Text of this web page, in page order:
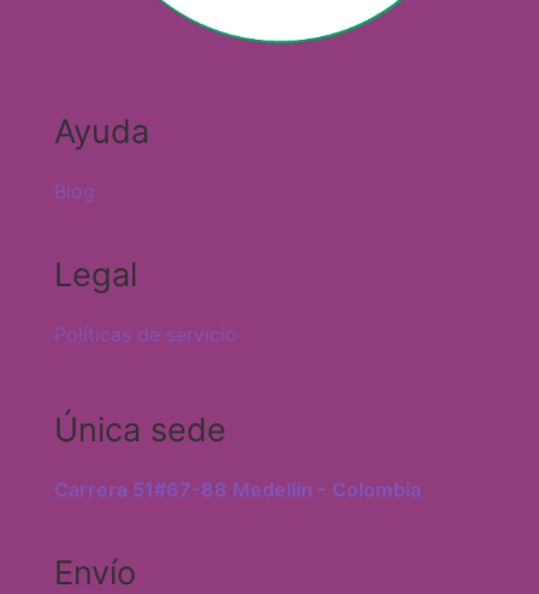
Ayuda
Blog
Legal
Políticas de servicio
Única sede
Carrera 51#67-88 Medellin - Colombia
Envío